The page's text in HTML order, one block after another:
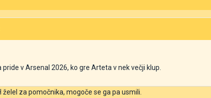
v Arsenal 2026, ko gre Arteta v nek večji klup.
za pomočnika, mogoče se ga pa usmili.